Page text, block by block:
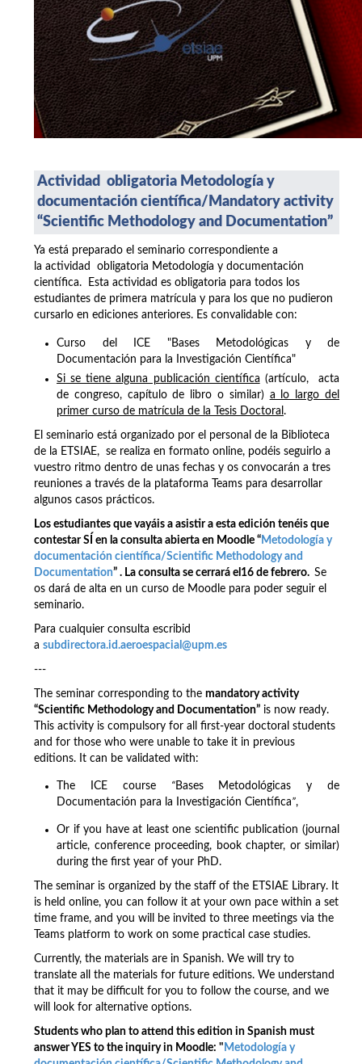
Actividad obligatoria Metodología y
documentación científica/ Mandatory activity
“Scientific Methodology and Documentation”
Ya está preparado el seminario correspondiente a
la actividad obligatoria Metodología y documentación
científica. Esta actividad es obligatoria para todos los
estudiantes de primera matrícula y para los que no pudieron
cursarlo en ediciones anteriores. Es convalidable con:
Curso del ICE "Bases Metodológicas y de
Documentación para la Investigación Científica"
Si se tiene alguna publicación científica (artículo, acta
de congreso, capítulo de libro o similar) a lo largo del
primer curso de matrícula de la Tesis Doctoral .
El seminario está organizado por el personal de la Biblioteca
de la ETSIAE, se realiza en formato online, podéis seguirlo a
vuestro ritmo dentro de unas fechas y os convocarán a tres
reuniones a través de la plataforma Teams para desarrollar
algunos casos prácticos.
Los estudiantes que vayáis a asistir a esta edición tenéis que
contestar SÍ en la consulta abierta en Moodle “Metodología y
documentación científica/Scientific Methodology and
Documentation” . La consulta se cerrará el16 de febrero. Se
os dará de alta en un curso de Moodle para poder seguir el
seminario.
Para cualquier consulta escribid
a subdirectora.id.aeroespacial@upm.es
---
The seminar corresponding to the mandatory activity
“Scientific Methodology and Documentation” is now ready.
This activity is compulsory for all first-year doctoral students
and for those who were unable to take it in previous
editions. It can be validated with:
The ICE course “Bases Metodológicas y de
Documentación para la Investigación Científica”,
Or if you have at least one scientific publication (journal
article, conference proceeding, book chapter, or similar)
during the first year of your PhD.
The seminar is organized by the staff of the ETSIAE Library. It
is held online, you can follow it at your own pace within a set
time frame, and you will be invited to three meetings via the
Teams platform to work on some practical case studies.
Currently, the materials are in Spanish. We will try to
translate all the materials for future editions. We understand
that it may be difficult for you to follow the course, and we
will look for alternative options.
Students who plan to attend this edition in Spanish must
answer YES to the inquiry in Moodle: " Metodología y